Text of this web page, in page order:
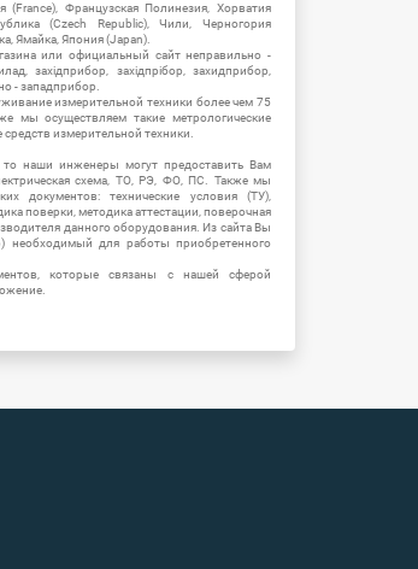
Французская Полинезия, Хорватия
(Czech Republic), Чили, Черногория
Ямайка, Япония (Japan).
или официальный сайт неправильно -
західприбор, західпрібор, захидприбор,
- западприбор.
измерительной техники более чем 75
мы осуществляем такие метрологические
измерительной техники.
то наши инженеры могут предоставить Вам
схема, ТО, РЭ, ФО, ПС. Также мы
документов: технические условия (ТУ),
поверки, методика аттестации, поверочная
данного оборудования. Из сайта Вы
необходимый для работы приобретенного
которые связаны с нашей сферой